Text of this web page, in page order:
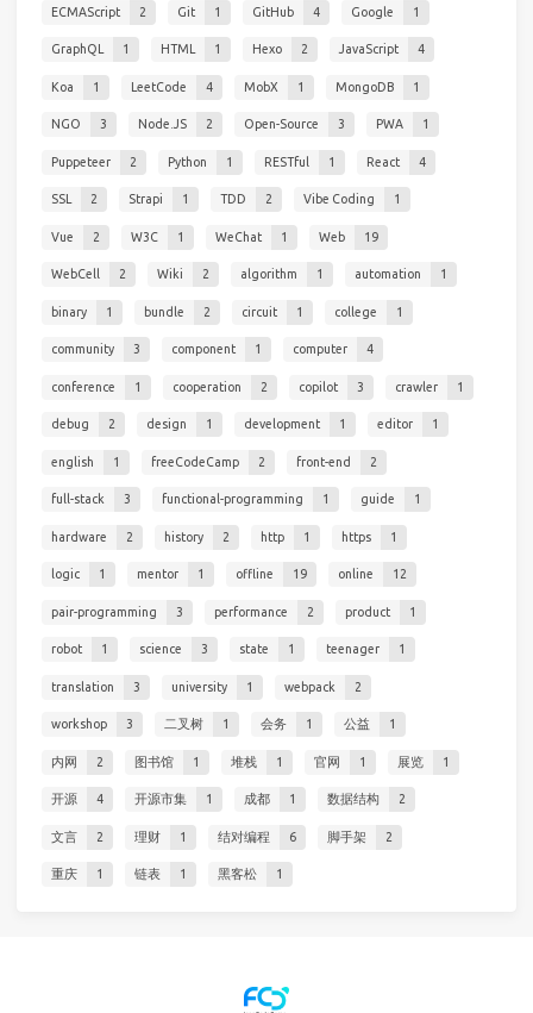
ECMAScript 2 Git 1 GitHub 4 Google 1
GraphQL 1 HTML 1 Hexo 2 JavaScript 4
Koa 1 LeetCode 4 MobX 1 MongoDB 1
NGO 3 Node.JS 2 Open-Source 3 PWA 1
Puppeteer 2 Python 1 RESTful 1 React 4
SSL 2 Strapi 1 TDD 2 Vibe Coding 1
Vue 2 W3C 1 WeChat 1 Web 19
WebCell 2 Wiki 2 algorithm 1 automation 1
binary 1 bundle 2 circuit 1 college 1
community 3 component 1 computer 4
conference 1 cooperation 2 copilot 3 crawler 1
debug 2 design 1 development 1 editor 1
english 1 freeCodeCamp 2 front-end 2
full-stack 3 functional-programming 1 guide 1
hardware 2 history 2 http 1 https 1
logic 1 mentor 1 offline 19 online 12
pair-programming 3 performance 2 product 1
robot 1 science 3 state 1 teenager 1
translation 3 university 1 webpack 2
workshop 3 二叉树 1 会务 1 公益 1
内网 2 图书馆 1 堆栈 1 官网 1 展览 1
开源 4 开源市集 1 成都 1 数据结构 2
文言 2 理财 1 结对编程 6 脚手架 2
重庆 1 链表 1 黑客松 1